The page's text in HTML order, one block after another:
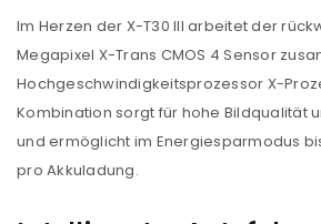
Im Herzen der X-T30 III arbeitet der
Megapixel X-Trans CMOS 4 Sensor
Hochgeschwindigkeitsprozessor X-
Kombination sorgt für hohe Bildqualität
und ermöglicht im Energiesparmodus
pro Akkuladung.